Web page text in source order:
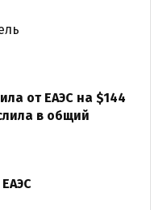
от ЕАЭС на $144
в общий